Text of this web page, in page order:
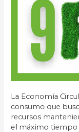
La Economía
consumo que
recursos
el máximo tiempo